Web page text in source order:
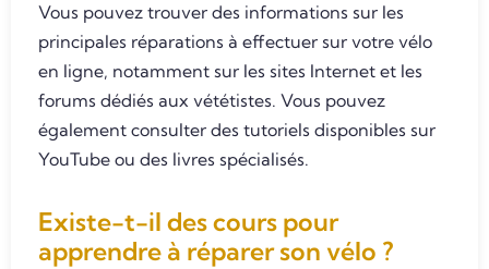
Vous pouvez trouver des informations sur les
principales réparations à effectuer sur votre vélo
en ligne, notamment sur les sites Internet et les
forums dédiés aux vététistes. Vous pouvez
également consulter des tutoriels disponibles sur
YouTube ou des livres spécialisés.
Existe-t-il des cours pour
apprendre à réparer son vélo ?